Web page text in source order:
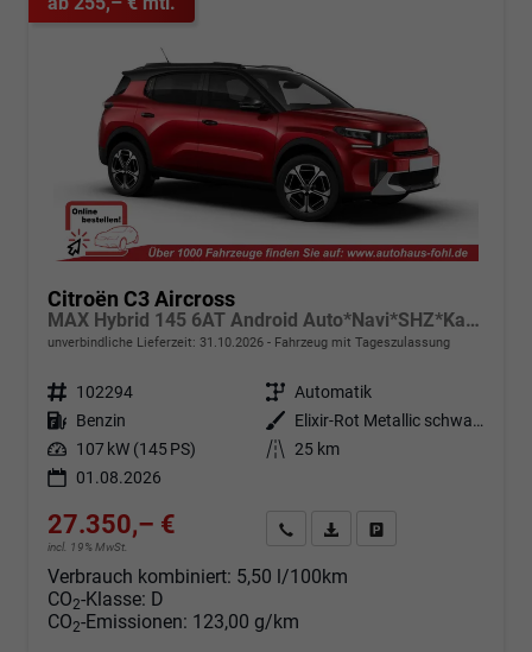
Citroën C3 Aircross
MAX Hybrid 145 6AT Android Auto*Navi*SHZ*Kamera*Totwinkel*Keyless*17"*Klimaauto
unverbindliche Lieferzeit: 31.10.2026 Fahrzeug mit Tageszulassung
Fahrzeugnr. 102294 Getriebe Automatik
Kraftstoff Benzin Außenfarbe
Elixir-Rot Metallic schwarzem Dach
Leistung 107 kW (145 PS) Kilometerstand 25 km
01.08.2026
27.350,– €
incl. 19% MwSt.
Angebot anfordern
Fahrzeugexpose (PDF)
Verbrauch kombiniert: 5,50 l/100km
CO2-Klasse: D
CO2-Emissionen: 123,00 g/km